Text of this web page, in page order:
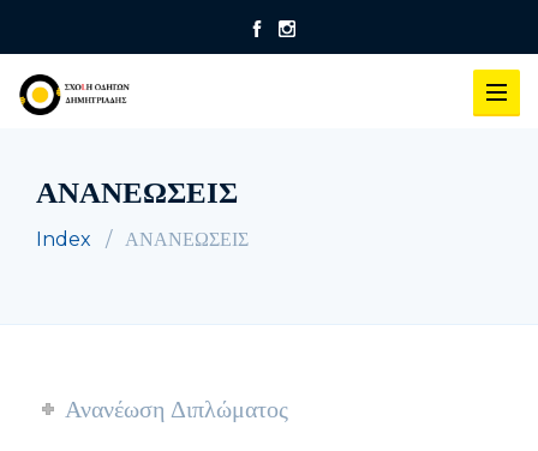
ΑΝΑΝΕΩΣΕΙΣ
Index ΑΝΑΝΕΩΣΕΙΣ
Ανανέωση Διπλώματος